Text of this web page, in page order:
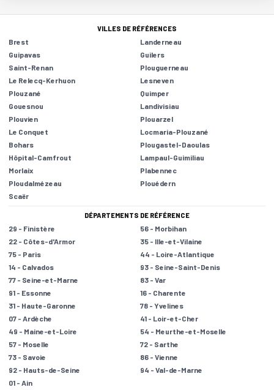
VILLES DE RÉFÉRENCES
Brest
Landerneau
Guipavas
Guilers
Saint-Renan
Plouguerneau
Le Relecq-Kerhuon
Lesneven
Plouzané
Quimper
Gouesnou
Landivisiau
Plouvien
Plouarzel
Le Conquet
Locmaria-Plouzané
Bohars
Plougastel-Daoulas
Hôpital-Camfrout
Lampaul-Guimiliau
Morlaix
Plabennec
Ploudalmézeau
Plouédern
Scaër
DÉPARTEMENTS DE RÉFÉRENCE
29 - Finistère
56 - Morbihan
22 - Côtes-d'Armor
35 - Ille-et-Vilaine
75 - Paris
44 - Loire-Atlantique
14 - Calvados
93 - Seine-Saint-Denis
77 - Seine-et-Marne
83 - Var
91 - Essonne
16 - Charente
31 - Haute-Garonne
78 - Yvelines
07 - Ardèche
41 - Loir-et-Cher
49 - Maine-et-Loire
54 - Meurthe-et-Moselle
57 - Moselle
72 - Sarthe
73 - Savoie
86 - Vienne
92 - Hauts-de-Seine
94 - Val-de-Marne
01 - Ain